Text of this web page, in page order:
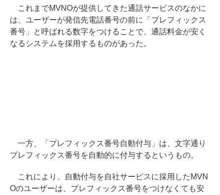
これまでMVNOが提供してきた通話サービスのなかに
は、ユーザーが発信先電話番号の前に「プレフィックス
番号」と呼ばれる数字をつけることで、通話料金が安く
なるシステムを採用するものがあった。
一方、「プレフィックス番号自動付与」は、文字通り
プレフィックス番号を自動的に付与するというもの。
これにより、自動付与を自社サービスに採用したMVN
Oのユーザーは、プレフィックス番号をつけなくても安